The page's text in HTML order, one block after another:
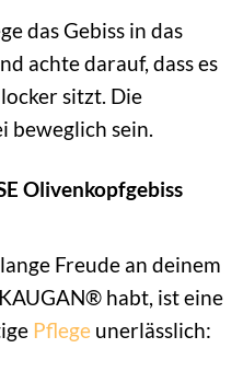
das Gebiss in das
achte darauf, dass es
sitzt. Die
beweglich sein.
Olivenkopfgebiss
Freude an deinem
habt, ist eine
Pflege unerlässlich: